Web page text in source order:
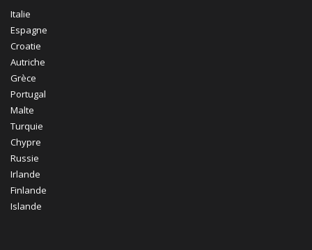
Italie
Espagne
Croatie
Autriche
Grèce
Portugal
Malte
Turquie
Chypre
Russie
Irlande
Finlande
Islande